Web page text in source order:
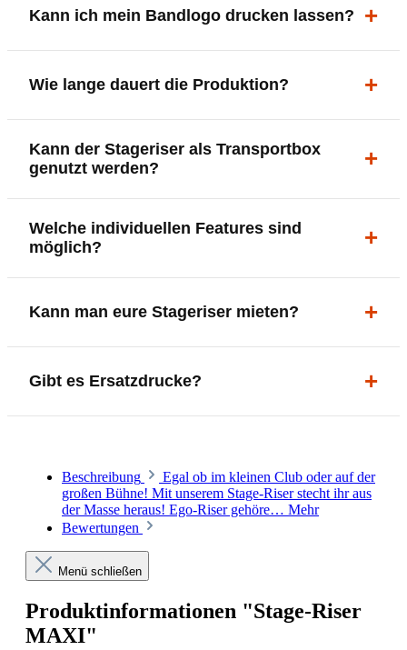
ergonomisch, sicher und gut sichtbar.
Kann ich mein Bandlogo drucken lassen?
deine Bühne, deine Marke.
Wie lange dauert die Produktion?
innerhalb Deutschlands kostenfrei.
Kann der Stageriser als Transportbox
genutzt werden?
oder Zubehör nutzen.
Welche individuellen Features sind
möglich?
XLR-Brücke / Schnittstelle
Verschiedene Griffarten
Kann man eure Stageriser mieten?
jahrelangen Einsatz konzipiert.
Gibt es Ersatzdrucke?
Beschreibung
Egal ob im kleinen Club oder auf der
großen Bühne! Mit unserem Stage-Riser stecht ihr aus
der Masse heraus! Ego-Riser gehöre… Mehr
Bewertungen
Menü schließen
Produktinformationen "Stage-Riser
MAXI"